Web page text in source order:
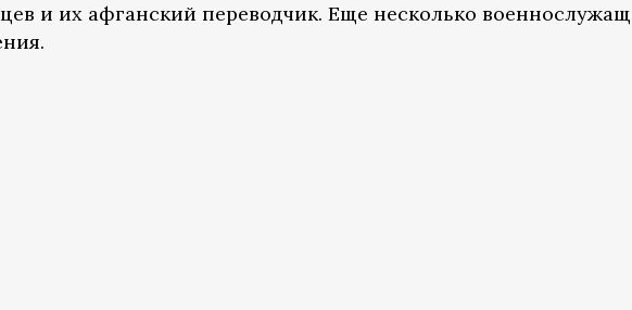
и их афганский переводчик. Еще несколько